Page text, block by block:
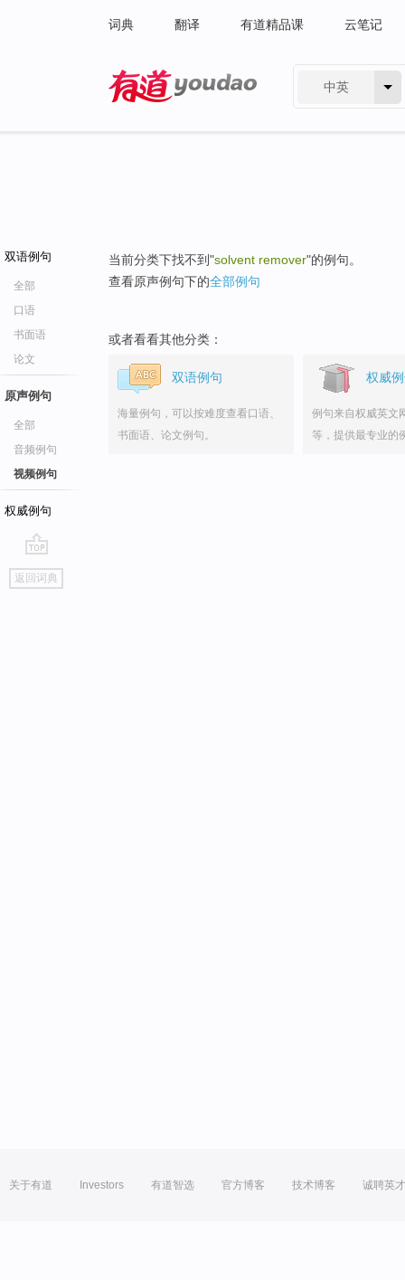
词典 翻译 有道精品课 云笔记
中英
双语例句
全部
口语
书面语
论文
原声例句
全部
音频例句
视频例句
权威例句
go
top
返回词典
当前分类下找不到"solvent remover"的例句。
查看原声例句下的全部例句
或者看看其他分类：
双语例句
海量例句，可以按难度查看口语、
书面语、论文例句。
权威
例句来自权威英文
等，提供最专业的
关于有道 Investors 有道智选 官方博客 技术博客 诚聘英才